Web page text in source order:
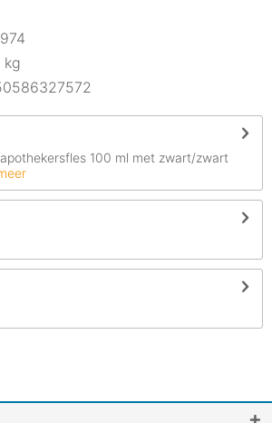
kg
100 ml met zwart/zwart